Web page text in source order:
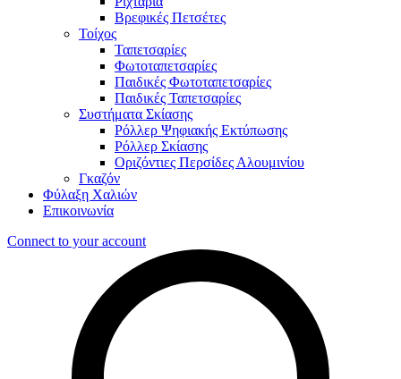
Βρεφικές Πετσέτες
Τοίχος
Ταπετσαρίες
Φωτοταπετσαρίες
Παιδικές Φωτοταπετσαρίες
Παιδικές Ταπετσαρίες
Συστήματα Σκίασης
Ρόλλερ Ψηφιακής Εκτύπωσης
Ρόλλερ Σκίασης
Οριζόντιες Περσίδες Αλουμινίου
Γκαζόν
Φύλαξη Χαλιών
Επικοινωνία
Connect to your account